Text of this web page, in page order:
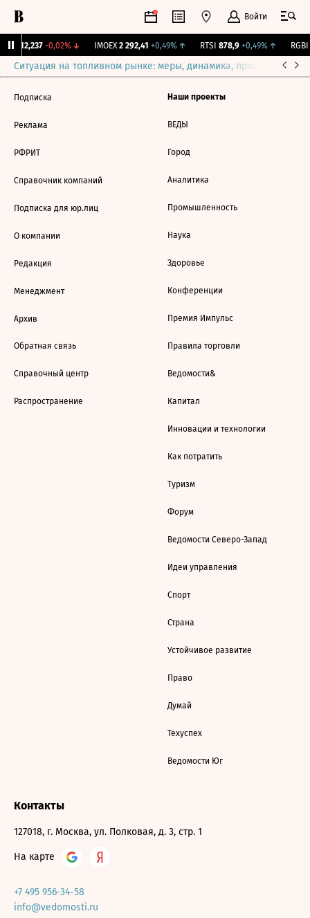
Войти
12,237 -0,02%↓ IMOEX 2 292,41 +0,49%↑ RTSI 878,9 +0,49%↑ RGBI
Ситуация на топливном рынке: меры, динамика, прогнозы
Подписка
Реклама
РФРИТ
Справочник компаний
Подписка для юр.лиц
О компании
Редакция
Менеджмент
Архив
Обратная связь
Справочный центр
Распространение
Наши проекты
ВЕДЫ
Город
Аналитика
Промышленность
Наука
Здоровье
Конференции
Премия Импульс
Правила торговли
Ведомости&
Капитал
Инновации и технологии
Как потратить
Туризм
Форум
Ведомости Северо-Запад
Идеи управления
Спорт
Страна
Устойчивое развитие
Право
Думай
Техуспех
Ведомости Юг
Контакты
127018, г. Москва, ул. Полковая, д. 3, стр. 1
На карте
+7 495 956-34-58
info@vedomosti.ru